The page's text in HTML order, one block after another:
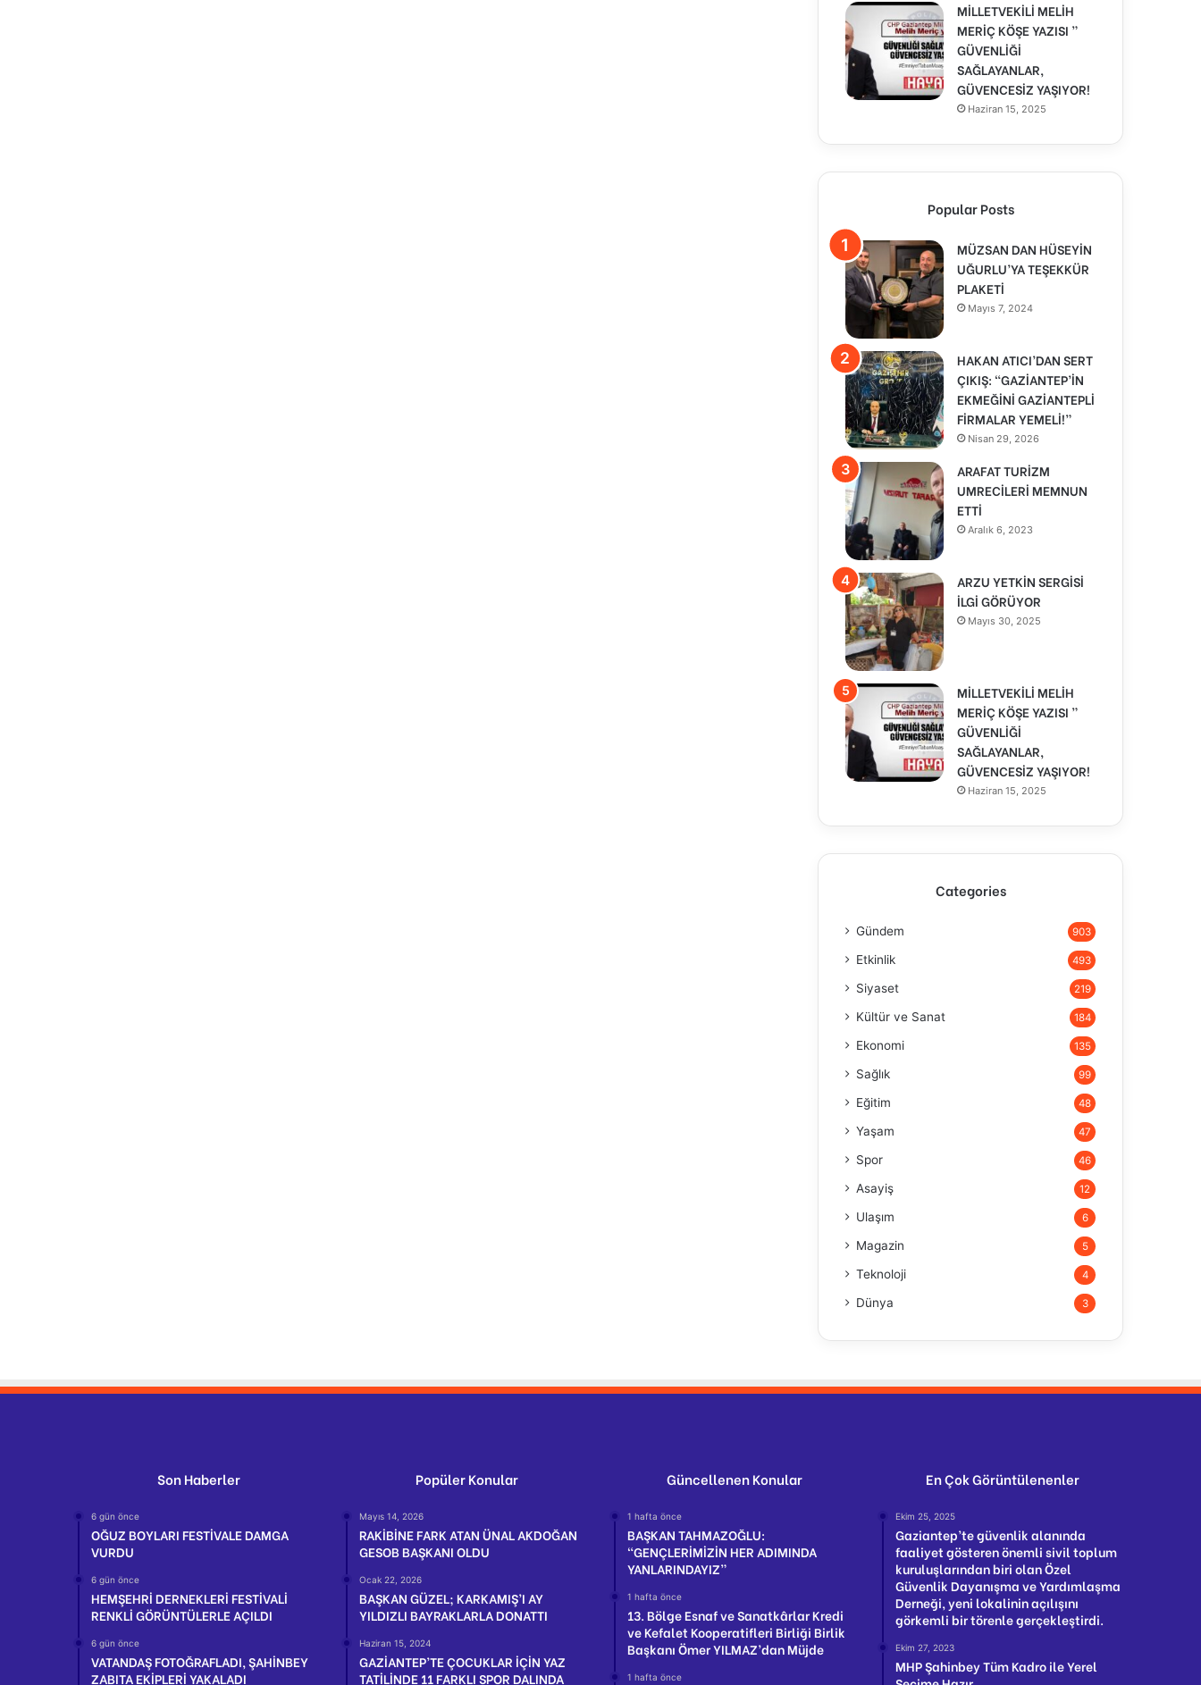
MİLLETVEKİLİ MELİH
MERİÇ KÖŞE YAZISI ”
GÜVENLİĞİ
SAĞLAYANLAR,
GÜVENCESİZ YAŞIYOR!
Haziran 15, 2025
Popular Posts
MÜZSAN DAN HÜSEYİN
UĞURLU’YA TEŞEKKÜR
PLAKETİ
Mayıs 7, 2024
HAKAN ATICI’DAN SERT
ÇIKIŞ: “GAZİANTEP’İN
EKMEĞİNİ GAZİANTEPLİ
FİRMALAR YEMELİ!”
Nisan 29, 2026
ARAFAT TURİZM
UMRECİLERİ MEMNUN
ETTİ
Aralık 6, 2023
ARZU YETKİN SERGİSİ
İLGİ GÖRÜYOR
Mayıs 30, 2025
MİLLETVEKİLİ MELİH
MERİÇ KÖŞE YAZISI ”
GÜVENLİĞİ
SAĞLAYANLAR,
GÜVENCESİZ YAŞIYOR!
Haziran 15, 2025
Categories
Gündem 903
Etkinlik 493
Siyaset 219
Kültür ve Sanat 184
Ekonomi 135
Sağlık 99
Eğitim 48
Yaşam 47
Spor 46
Asayiş 12
Ulaşım 6
Magazin 5
Teknoloji 4
Dünya 3
Son Haberler
6 gün önce
OĞUZ BOYLARI FESTİVALE DAMGA
VURDU
6 gün önce
HEMŞEHRİ DERNEKLERİ FESTİVALİ
RENKLİ GÖRÜNTÜLERLE AÇILDI
6 gün önce
VATANDAŞ FOTOĞRAFLADI, ŞAHİNBEY
ZABITA EKİPLERİ YAKALADI
Popüler Konular
Mayıs 14, 2026
RAKİBİNE FARK ATAN ÜNAL AKDOĞAN
GESOB BAŞKANI OLDU
Ocak 22, 2026
BAŞKAN GÜZEL; KARKAMIŞ’I AY
YILDIZLI BAYRAKLARLA DONATTI
Haziran 15, 2024
GAZİANTEP’TE ÇOCUKLAR İÇİN YAZ
TATİLİNDE 11 FARKLI SPOR DALINDA
Güncellenen Konular
1 hafta önce
BAŞKAN TAHMAZOĞLU:
“GENÇLERİMİZİN HER ADIMINDA
YANLARINDAYIZ”
1 hafta önce
13. Bölge Esnaf ve Sanatkârlar Kredi
ve Kefalet Kooperatifleri Birliği Birlik
Başkanı Ömer YILMAZ’dan Müjde
1 hafta önce
En Çok Görüntülenenler
Ekim 25, 2025
Gaziantep’te güvenlik alanında
faaliyet gösteren önemli sivil toplum
kuruluşlarından biri olan Özel
Güvenlik Dayanışma ve Yardımlaşma
Derneği, yeni lokalinin açılışını
görkemli bir törenle gerçekleştirdi.
Ekim 27, 2023
MHP Şahinbey Tüm Kadro ile Yerel